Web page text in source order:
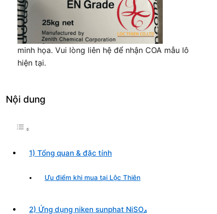
minh họa. Vui lòng liên hệ để nhận COA mẫu lô
hiện tại.
Nội dung
1) Tổng quan & đặc tính
Ưu điểm khi mua tại Lộc Thiên
2) Ứng dụng niken sunphat NiSO₄